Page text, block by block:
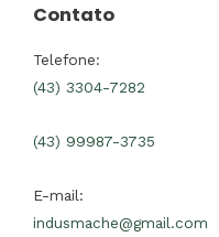
Contato
Telefone:
(43) 3304-7282
(43) 99987-3735
E-mail:
indusmache@gmail.com